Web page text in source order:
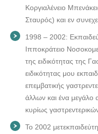
Κοργιαλένειο
Σταυρός) και εν
1998 – 2002:
Ιπποκράτειο
της ειδικότητας της
ειδικότητας μου
επεμβατικής
άλλων και ένα
κυρίως
Το 2002